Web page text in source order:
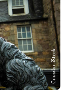
Снимка: iStock